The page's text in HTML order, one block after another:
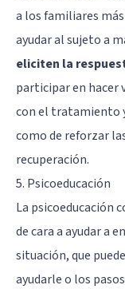
a los familiares
ayudar al sujeto a
eliciten la
participar en hacer
con el tratamiento
como de reforzar
recuperación.
5. Psicoeducación
La psicoeducación
de cara a ayudar a
situación, que
ayudarle o los